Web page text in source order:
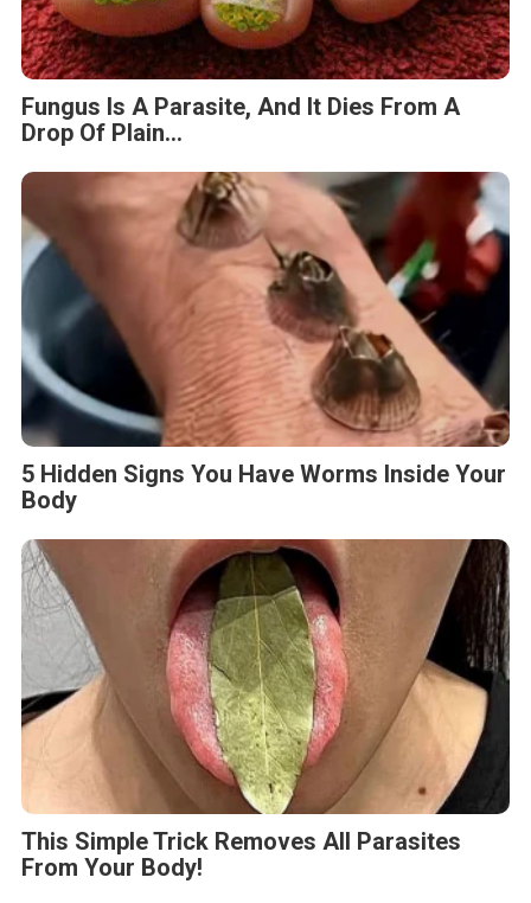
Fungus Is A Parasite, And It Dies From A
Drop Of Plain...
5 Hidden Signs You Have Worms Inside Your
Body
This Simple Trick Removes All Parasites
From Your Body!